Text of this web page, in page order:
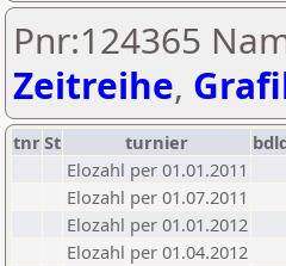
Pnr:124365
Zeitreihe,
tnrSt turnier
Elozahl per 01.01.2011
Elozahl per 01.07.2011
Elozahl per 01.01.2012
Elozahl per 01.04.2012